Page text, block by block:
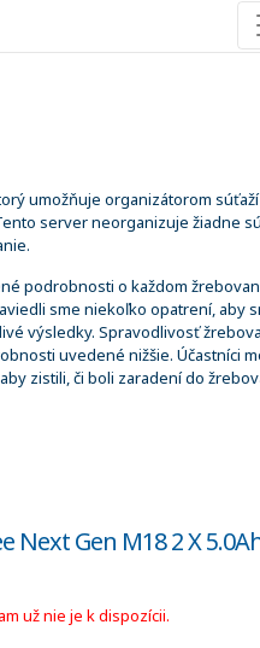
umožňuje organizátorom
server neorganizuje žiadne
podrobnosti o každom
sme niekoľko opatrení, aby
výsledky. Spravodlivosť
uvedené nižšie. Účastníci
zistili, či boli zaradení do
Gen M18 2 X
už nie je k dispozícii.